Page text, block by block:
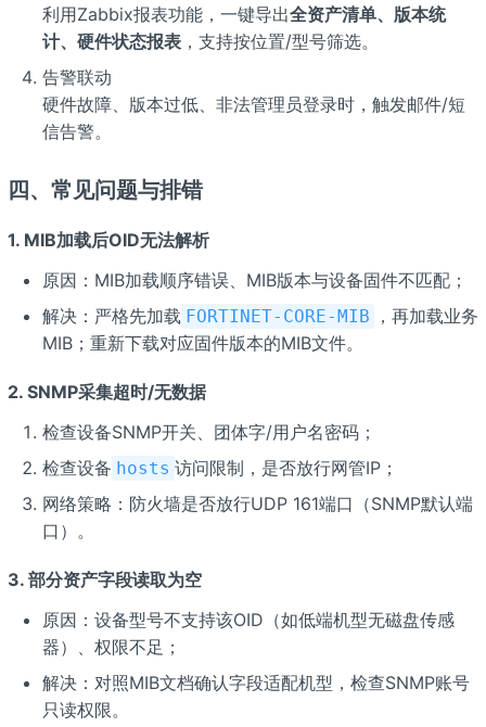
利用Zabbix报表功能，一键导出全资产清单、版本统
计、硬件状态报表，支持按位置/型号筛选。
告警联动
硬件故障、版本过低、非法管理员登录时，触发邮件/短
信告警。
四、常见问题与排错
1. MIB加载后OID无法解析
原因：MIB加载顺序错误、MIB版本与设备固件不匹配；
解决：严格先加载 FORTINET-CORE-MIB
，再加载业务
MIB；重新下载对应固件版本的MIB文件。
2. SNMP采集超时/无数据
检查设备SNMP开关、团体字/用户名密码；
检查设备 hosts 访问限制，是否放行网管IP；
网络策略：防火墙是否放行UDP 161端口（SNMP默认端
口）。
3. 部分资产字段读取为空
原因：设备型号不支持该OID（如低端机型无磁盘传感
器）、权限不足；
解决：对照MIB文档确认字段适配机型，检查SNMP账号
只读权限。